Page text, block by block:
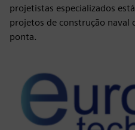
projetistas especializados
projetos de construção naval
ponta.